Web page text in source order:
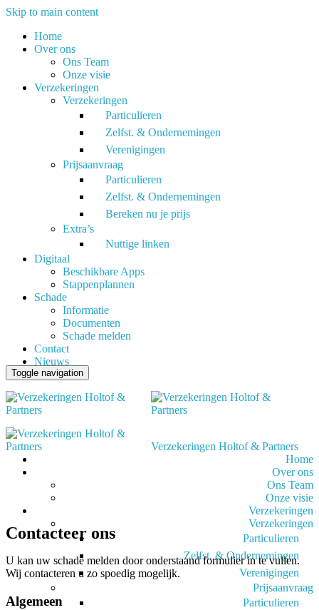
Skip to main content
Home
Over ons
Ons Team
Onze visie
Verzekeringen
Verzekeringen
Particulieren
Zelfst. & Ondernemingen
Verenigingen
Prijsaanvraag
Particulieren
Zelfst. & Ondernemingen
Bereken nu je prijs
Extra’s
Nuttige linken
Digitaal
Beschikbare Apps
Stappenplannen
Schade
Informatie
Documenten
Schade melden
Contact
Nieuws
Toggle navigation
Verzekeringen Holtof & Partners
Home
Over ons
Ons Team
Onze visie
Verzekeringen
Verzekeringen
Particulieren
Zelfst. & Ondernemingen
Verenigingen
Prijsaanvraag
Particulieren
Contacteer ons
U kan uw schade melden door onderstaand formulier in te vullen.
Wij contacteren u zo spoedig mogelijk.
Algemeen